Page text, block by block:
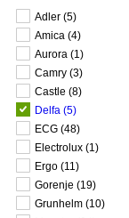
Adler (5)
Amica (4)
Aurora (1)
Camry (3)
Castle (8)
Delfa (5)
ECG (48)
Electrolux (1)
Ergo (11)
Gorenje (19)
Grunhelm (10)